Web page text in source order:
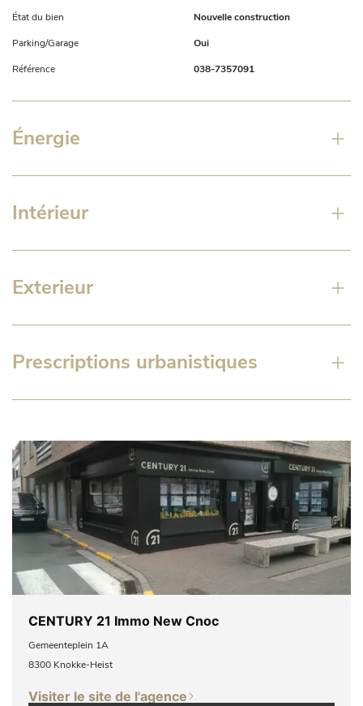
État du bien
Nouvelle construction
Parking/Garage
Oui
Référence
038-7357091
Énergie
Intérieur
Exterieur
Prescriptions urbanistiques
CENTURY 21 Immo New Cnoc
Gemeenteplein 1A
8300 Knokke-Heist
Visiter le site de l'agence